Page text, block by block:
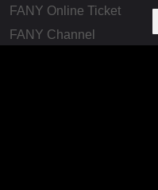
FANY Online Ticket
FANY Channel